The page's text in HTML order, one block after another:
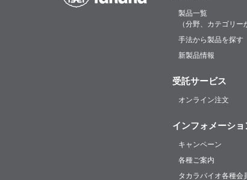
製品一覧
（分野、カテゴリー
手法から製品を探す
新製品情報
受託サービス
オンライン注文
インフォメーショ
キャンペーン
各種ご案内
タカラバイオ各種会